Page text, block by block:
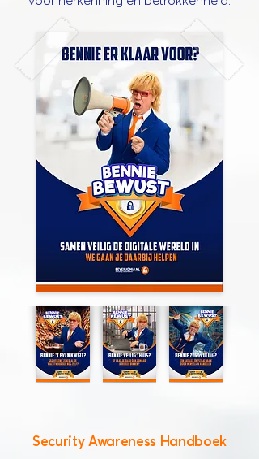
Security Awareness Handboek